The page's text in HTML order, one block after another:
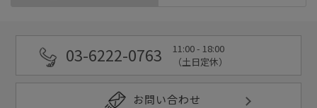
03-6222-0763
11:00 - 18:00
（土日定休）
お問い合わせ